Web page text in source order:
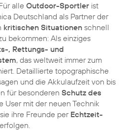
alle Outdoor-Sportler ist
Deutschland als Partner der
kritischen Situationen schnell
bekommen: Als einziges
, Rettungs- und
, das weltweit immer zum
Detaillierte topographische
und die Akkulaufzeit von bis
für besonderen Schutz des
User mit der neuen Technik
ihre Freunde per Echtzeit-